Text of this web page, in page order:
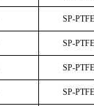
SP-
SP-
SP-
SP-